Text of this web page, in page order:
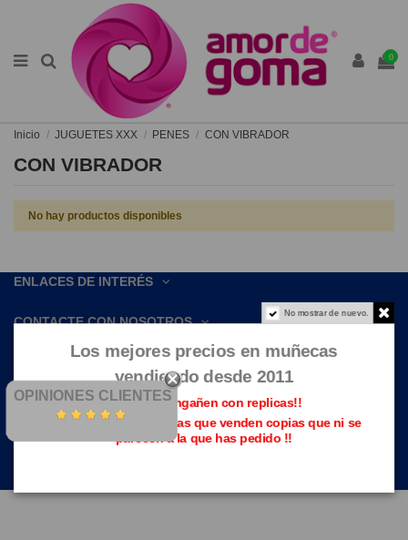
0
Inicio JUGUETES XXX PENES CON VIBRADOR
CON VIBRADOR
No hay productos disponibles
ENLACES DE INTERÉS
CONTACTE CON NOSOTROS
OPINIONES CLIENTES
No mostrar de nuevo.
Los mejores precios en muñecas
vendiendo desde 2011
Que no te engañen con replicas!!
Evita las páginas piratas que venden copias que ni se
parecen a la que has pedido !!